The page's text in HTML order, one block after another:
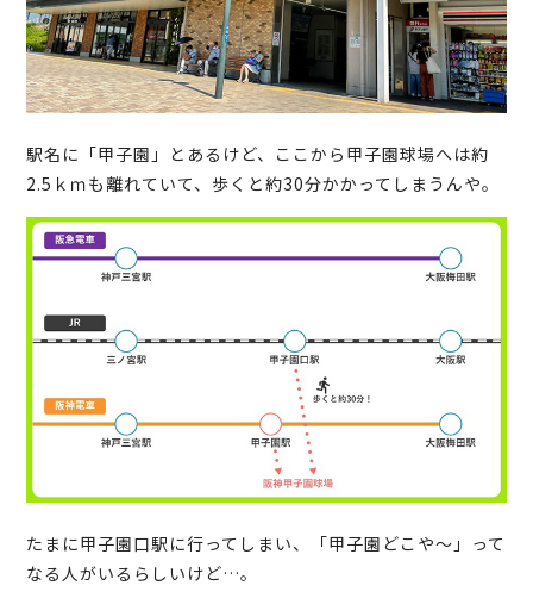
駅名に「甲子園」とあるけど、ここから甲子園球場へは約
2.5ｋｍも離れていて、歩くと約30分かかってしまうんや。
たまに甲子園口駅に行ってしまい、「甲子園どこや～」って
なる人がいるらしいけど…。